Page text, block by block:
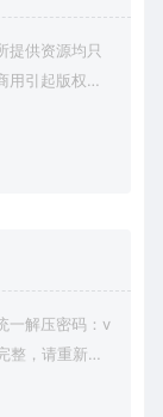
提供资源均只
用引起版权纠
一解压密码：v
整，请重新下